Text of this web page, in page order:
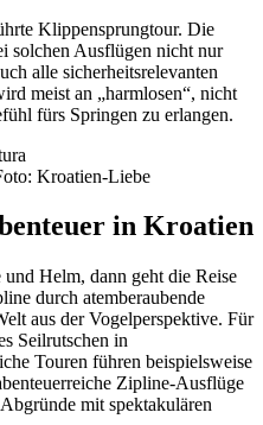
Klippensprungtour. Die
solchen Ausflügen nicht nur
alle sicherheitsrelevanten
meist an „harmlosen“, nicht
fürs Springen zu erlangen.
Kroatien-Liebe
in Kroatien
Helm, dann geht die Reise
durch atemberaubende
aus der Vogelperspektive. Für
Seilrutschen in
Touren führen beispielsweise
Zipline-Ausflüge
mit spektakulären